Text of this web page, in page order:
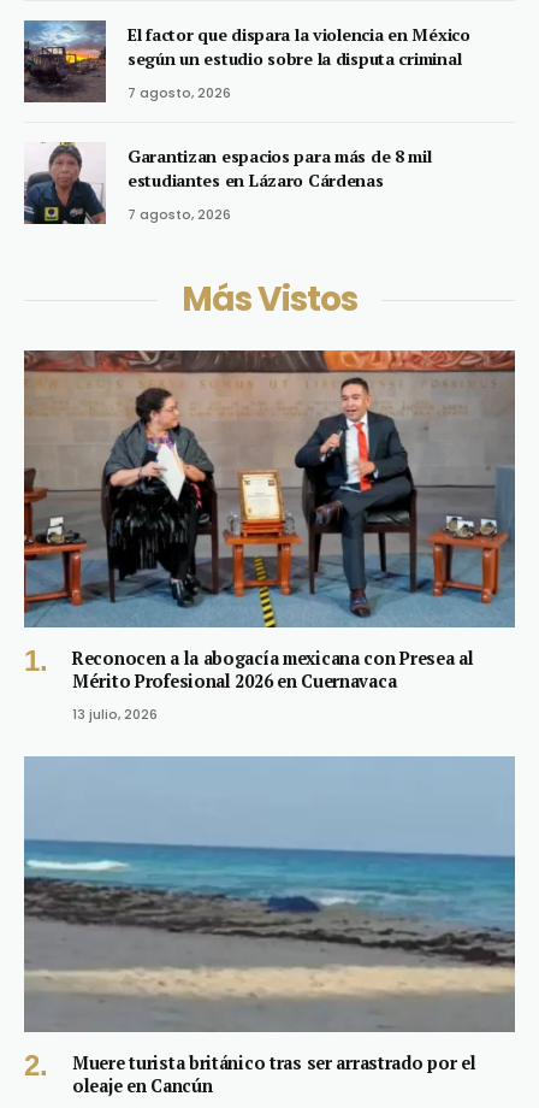
El factor que dispara la violencia en México
según un estudio sobre la disputa criminal
7 agosto, 2026
Garantizan espacios para más de 8 mil
estudiantes en Lázaro Cárdenas
7 agosto, 2026
Más Vistos
Reconocen a la abogacía mexicana con Presea al
Mérito Profesional 2026 en Cuernavaca
13 julio, 2026
Muere turista británico tras ser arrastrado por el
oleaje en Cancún